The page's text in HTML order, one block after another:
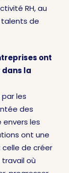
RH, au
de
ont
la
les
des
les
ont une
celle de créer
où